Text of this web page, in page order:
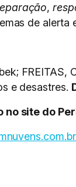
,
de alerta
e desastres.
no site do